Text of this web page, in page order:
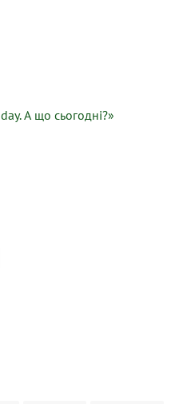
А що сьогодні?»